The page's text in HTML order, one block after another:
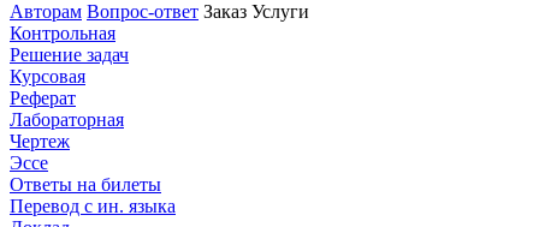
Авторам Вопрос-ответ Заказ Услуги
Контрольная
Решение задач
Курсовая
Реферат
Лабораторная
Чертеж
Эссе
Ответы на билеты
Перевод с ин. языка